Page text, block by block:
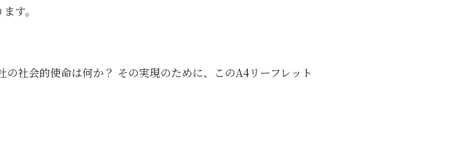
す。
社会的使命は何か？ その実現のために、このA4リーフレット